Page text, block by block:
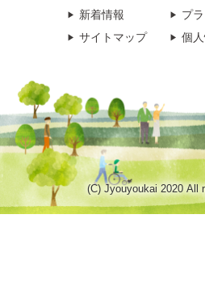
新着情報
サイトマップ
プ
個
(C) Jyouyoukai 2020 All